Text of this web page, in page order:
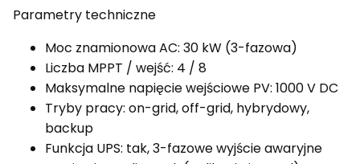
Parametry techniczne
Moc znamionowa AC: 30 kW (3-fazowa)
Liczba MPPT / wejść: 4 / 8
Maksymalne napięcie wejściowe PV: 1000 V DC
Tryby pracy: on-grid, off-grid, hybrydowy,
backup
Funkcja UPS: tak, 3-fazowe wyjście awaryjne